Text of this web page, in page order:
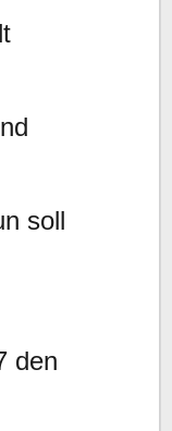
soll
den